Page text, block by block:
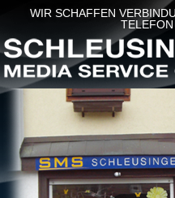
WIR SCHAFFEN